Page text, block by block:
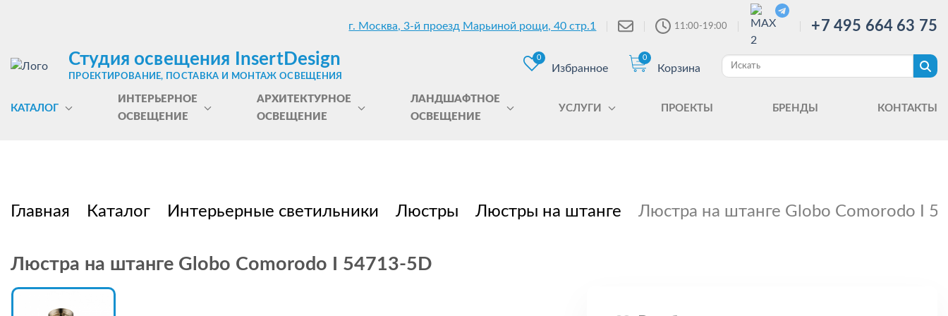
г. Москва, 3-й проезд Марьиной рощи, 40 стр.1 11:00-19:00 +7 495 664 63 75
Студия освещения InsertDesign
ПРОЕКТИРОВАНИЕ, ПОСТАВКА И МОНТАЖ ОСВЕЩЕНИЯ
0
Избранное
0
Корзина
КАТАЛОГ
ИНТЕРЬЕРНОЕ
ОСВЕЩЕНИЕ
АРХИТЕКТУРНОЕ
ОСВЕЩЕНИЕ
ЛАНДШАФТНОЕ
ОСВЕЩЕНИЕ
УСЛУГИ ПРОЕКТЫ БРЕНДЫ КОНТАКТЫ
Главная Каталог Интерьерные светильники Люстры Люстры на штанге Люстра на штанге Globo Comorodo I
Люстра на штанге Globo Comorodo I 54713-5D